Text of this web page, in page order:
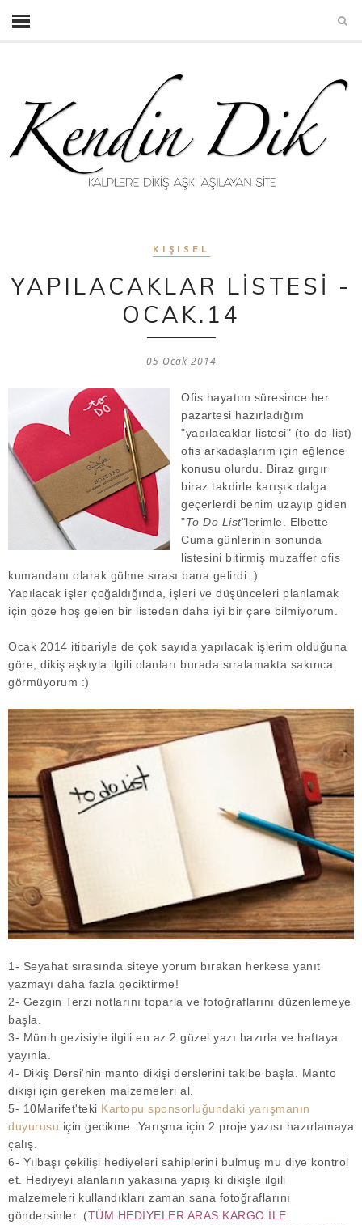
KIŞISEL
YAPILACAKLAR LİSTESİ -
OCAK.14
05 Ocak 2014
Ofis hayatım süresince her
pazartesi hazırladığım
"yapılacaklar listesi" (to-do-list)
ofis arkadaşlarım için eğlence
konusu olurdu. Biraz gırgır
biraz takdirle karışık dalga
geçerlerdi benim uzayıp giden
"To Do List"lerimle. Elbette
Cuma günlerinin sonunda
listesini bitirmiş muzaffer ofis
kumandanı olarak gülme sırası bana gelirdi :)
Yapılacak işler çoğaldığında, işleri ve düşünceleri planlamak
için göze hoş gelen bir listeden daha iyi bir çare bilmiyorum.
Ocak 2014 itibariyle de çok sayıda yapılacak işlerim olduğuna
göre, dikiş aşkıyla ilgili olanları burada sıralamakta sakınca
görmüyorum :)
1- Seyahat sırasında siteye yorum bırakan herkese yanıt
yazmayı daha fazla geciktirme!
2- Gezgin Terzi notlarını toparla ve fotoğraflarını düzenlemeye
başla.
3- Münih gezisiyle ilgili en az 2 güzel yazı hazırla ve haftaya
yayınla.
4- Dikiş Dersi'nin manto dikişi derslerini takibe başla. Manto
dikişi için gereken malzemeleri al.
5- 10Marifet'teki Kartopu sponsorluğundaki yarışmanın
duyurusu için gecikme. Yarışma için 2 proje yazısı hazırlamaya
çalış.
6- Yılbaşı çekilişi hediyeleri sahiplerini bulmuş mu diye kontrol
et. Hediyeyi alanların yakasına yapış ki dikişle ilgili
malzemeleri kullandıkları zaman sana fotoğraflarını
göndersinler. (TÜM HEDİYELER ARAS KARGO İLE